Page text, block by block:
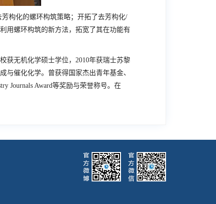
构化的螺环构筑策略；开拓了去芳构化/
用螺环构筑的新方法，拓宽了其在功能有
无机化学硕士学位，2010年获瑞士苏黎
与催化化学。曾获得国家杰出青年基金、
Journals Award等奖励与荣誉称号。在